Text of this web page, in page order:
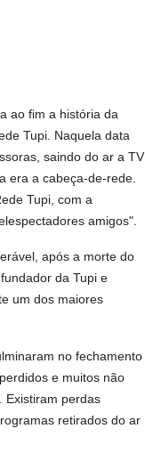
ao fim a história da
Tupi. Naquela data
saindo do ar a TV
era a cabeça-de-rede.
Tupi, com a
amigos".
após a morte do
da Tupi e
um dos maiores
no fechamento
e muitos não
Existiram perdas
retirados do ar